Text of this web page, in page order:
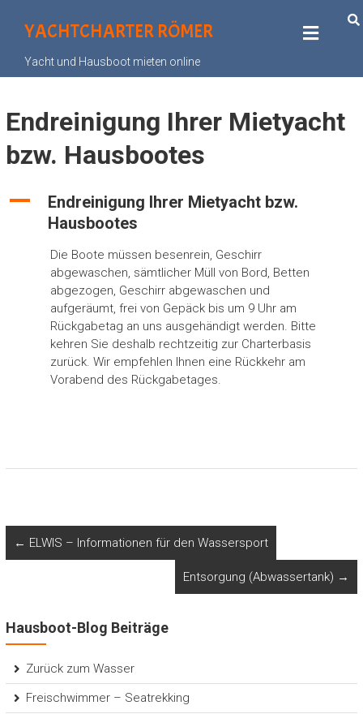
YACHTCHARTER RÖMER
Yacht und Hausboot mieten online
Endreinigung Ihrer Mietyacht
bzw. Hausbootes
A
Endreinigung Ihrer Mietyacht bzw.
Hausbootes
Die Boote müssen besenrein, Geschirr
abgewaschen, sämtlicher Müll von Bord, Betten
abgezogen, Geschirr abgewaschen und
aufgeräumt, frei von Gepäck bis um 9 Uhr am
Rückgabetag an uns ausgehändigt werden. Bitte
kehren Sie deshalb rechtzeitig zur Charterbasis
zurück. Wir empfehlen Ihnen eine Rückkehr am
Vorabend des Rückgabetages.
← ELWIS – Informationen für den Wassersport
Entsorgung (Abwassertank) →
Hausboot-Blog Beiträge
Zurück zum Wasser
Freischwimmer – Seatrekking